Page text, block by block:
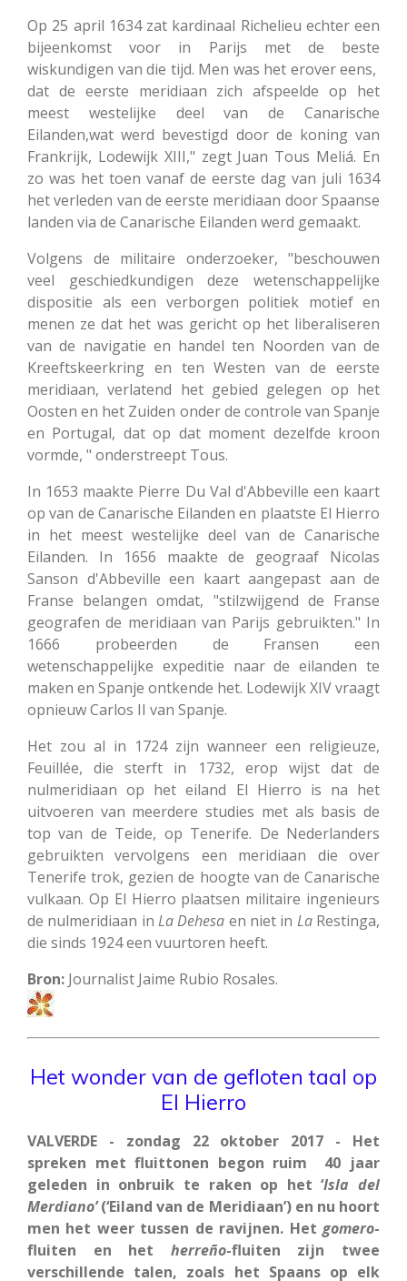
Op 25 april 1634 zat kardinaal Richelieu echter een
bijeenkomst voor in Parijs met de beste
wiskundigen van die tijd. Men was het erover eens,
dat de eerste meridiaan zich afspeelde op het
meest westelijke deel van de Canarische
Eilanden,wat werd bevestigd door de koning van
Frankrijk, Lodewijk XIII," zegt Juan Tous Meliá. En
zo was het toen vanaf de eerste dag van juli 1634
het verleden van de eerste meridiaan door Spaanse
landen via de Canarische Eilanden werd gemaakt.
Volgens de militaire onderzoeker, "beschouwen
veel geschiedkundigen deze wetenschappelijke
dispositie als een verborgen politiek motief en
menen ze dat het was gericht op het liberaliseren
van de navigatie en handel ten Noorden van de
Kreeftskeerkring en ten Westen van de eerste
meridiaan, verlatend het gebied gelegen op het
Oosten en het Zuiden onder de controle van Spanje
en Portugal, dat op dat moment dezelfde kroon
vormde, " onderstreept Tous.
In 1653 maakte Pierre Du Val d'Abbeville een kaart
op van de Canarische Eilanden en plaatste El Hierro
in het meest westelijke deel van de Canarische
Eilanden. In 1656 maakte de geograaf Nicolas
Sanson d'Abbeville een kaart aangepast aan de
Franse belangen omdat, "stilzwijgend de Franse
geografen de meridiaan van Parijs gebruikten." In
1666 probeerden de Fransen een
wetenschappelijke expeditie naar de eilanden te
maken en Spanje ontkende het. Lodewijk XIV vraagt
opnieuw Carlos II van Spanje.
Het zou al in 1724 zijn wanneer een religieuze,
Feuillée, die sterft in 1732, erop wijst dat de
nulmeridiaan op het eiland El Hierro is na het
uitvoeren van meerdere studies met als basis de
top van de Teide, op Tenerife. De Nederlanders
gebruikten vervolgens een meridiaan die over
Tenerife trok, gezien de hoogte van de Canarische
vulkaan. Op El Hierro plaatsen militaire ingenieurs
de nulmeridiaan in LaDehesa en niet in LaRestinga,
die sinds 1924 een vuurtoren heeft.
Bron: Journalist Jaime Rubio Rosales.
Het wonder van de gefloten taal op
El Hierro
VALVERDE - zondag 22 oktober 2017 - Het
spreken met fluittonen begon ruim 40 jaar
geleden in onbruik te raken op het ‘Isla del
Merdiano’(‘Eiland van de Meridiaan’) en nu hoort
men het weer tussen de ravijnen. Het gomero-
fluiten en het herreño-fluiten zijn twee
verschillende talen, zoals het Spaans op elk